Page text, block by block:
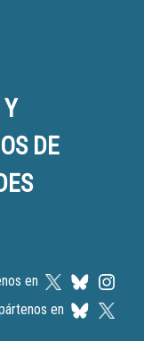
DE
en
en